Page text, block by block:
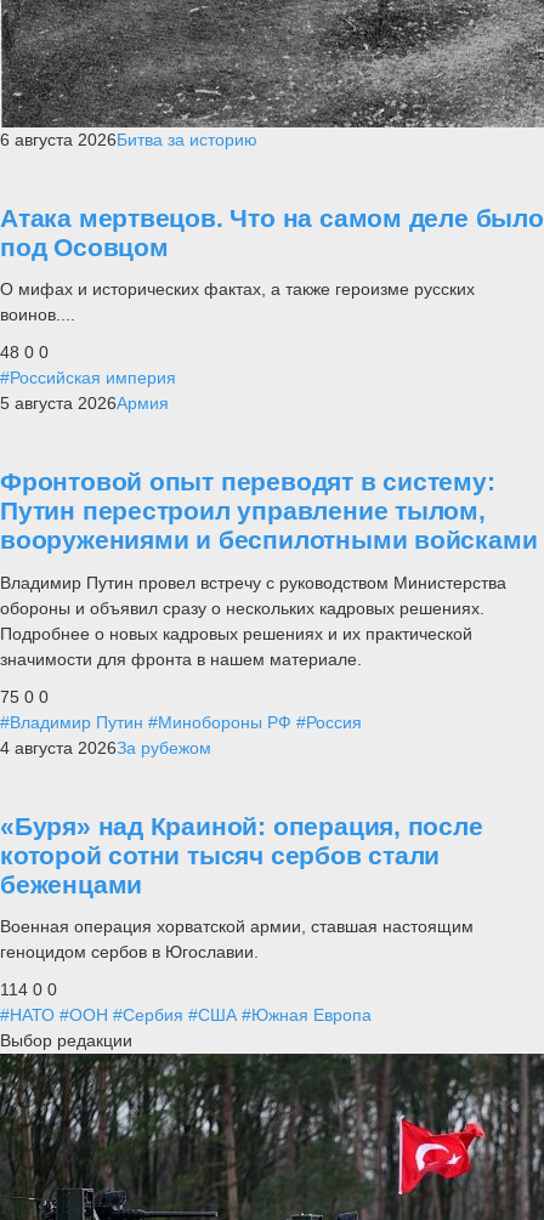
6 августа 2026Битва за историю
Атака мертвецов. Что на самом деле было
под Осовцом
О мифах и исторических фактах, а также героизме русских
воинов....
48 0 0
#Российская империя
5 августа 2026Армия
Фронтовой опыт переводят в систему:
Путин перестроил управление тылом,
вооружениями и беспилотными войсками
Владимир Путин провел встречу с руководством Министерства
обороны и объявил сразу о нескольких кадровых решениях.
Подробнее о новых кадровых решениях и их практической
значимости для фронта в нашем материале.
75 0 0
#Владимир Путин #Минобороны РФ #Россия
4 августа 2026За рубежом
«Буря» над Краиной: операция, после
которой сотни тысяч сербов стали
беженцами
Военная операция хорватской армии, ставшая настоящим
геноцидом сербов в Югославии.
114 0 0
#НАТО #ООН #Сербия #США #Южная Европа
Выбор редакции